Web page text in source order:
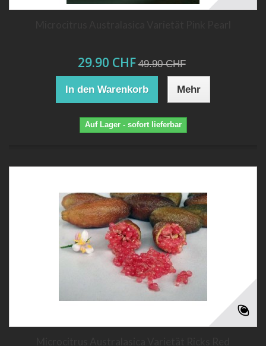
29.90 CHF 49.90 CHF
In den Warenkorb Mehr
Auf Lager - sofort lieferbar